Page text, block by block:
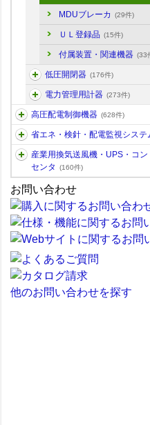
MDUブレーカ (29件)
ＵＬ登録品 (15件)
付属装置・関連機器 (33
低圧開閉器 (176件)
電力管理用計器 (273件)
高圧配電制御機器 (628件)
省エネ・検針・配電監視システ
産業用換気送風機・UPS・コ
センタ
(160件)
お問い合わせ
他のお問い合わせを探す